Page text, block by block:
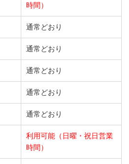
時間）
通常どおり
通常どおり
通常どおり
通常どおり
通常どおり
利用可能（日曜・祝日営業
時間）